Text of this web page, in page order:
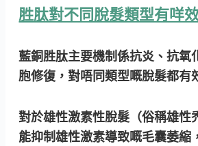
胜肽對不同脫髮類型有咩
藍銅胜肽主要機制係抗炎、抗氧
胞修復，對唔同類型嘅脫髮都有
對於雄性激素性脫髮（俗稱雄性
能抑制雄性激素導致嘅毛囊萎縮